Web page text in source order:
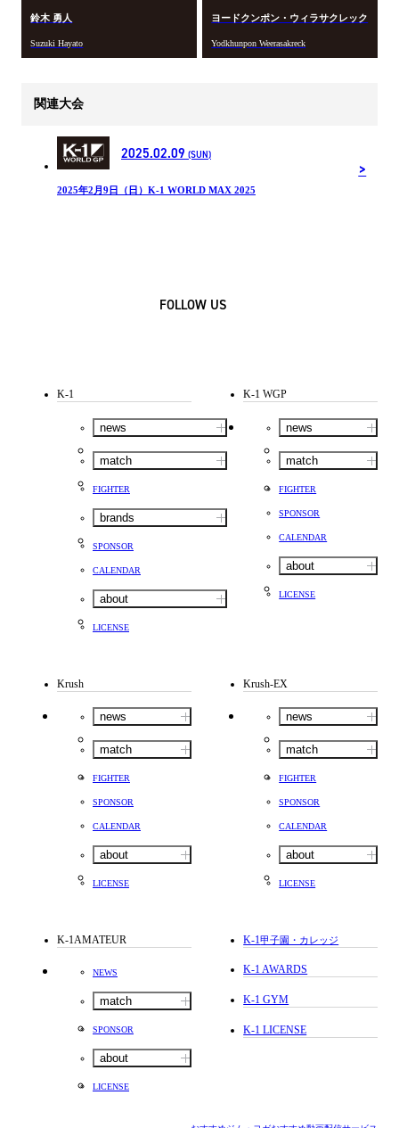
鈴木 勇人
Suzuki Hayato
ヨードクンポン・ウィラサクレック
Yodkhunpon Weerasakreck
関連大会
2025.02.09 (SUN)
2025年2月9日（日）K-1 WORLD MAX 2025
FOLLOW US
K-1
news
match
FIGHTER
brands
SPONSOR
CALENDAR
about
LICENSE
K-1 WGP
news
match
FIGHTER
SPONSOR
CALENDAR
about
LICENSE
Krush
news
match
FIGHTER
SPONSOR
CALENDAR
about
LICENSE
Krush-EX
news
match
FIGHTER
SPONSOR
CALENDAR
about
LICENSE
K-1AMATEUR
NEWS
match
SPONSOR
about
LICENSE
K-1甲子園・カレッジ
K-1 AWARDS
K-1 GYM
K-1 LICENSE